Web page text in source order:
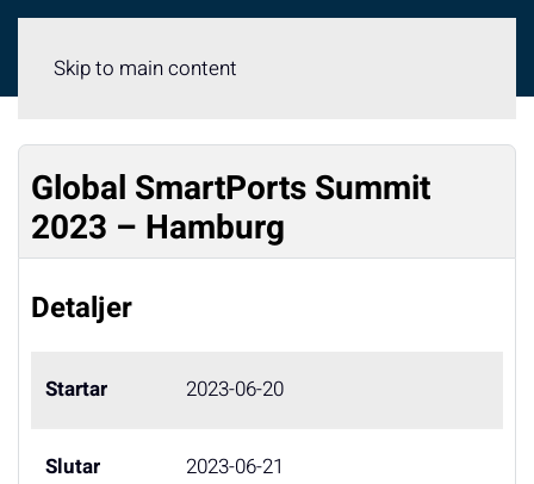
Skip to main content
Global SmartPorts Summit
2023 – Hamburg
Detaljer
Startar 2023-06-20
Slutar 2023-06-21